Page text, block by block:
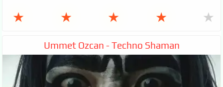
★ ★ ★ ★ ★
Ummet Ozcan - Techno Shaman